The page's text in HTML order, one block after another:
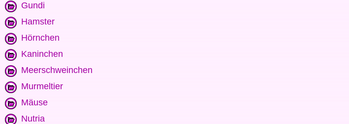
Gundi
Hamster
Hörnchen
Kaninchen
Meerschweinchen
Murmeltier
Mäuse
Nutria